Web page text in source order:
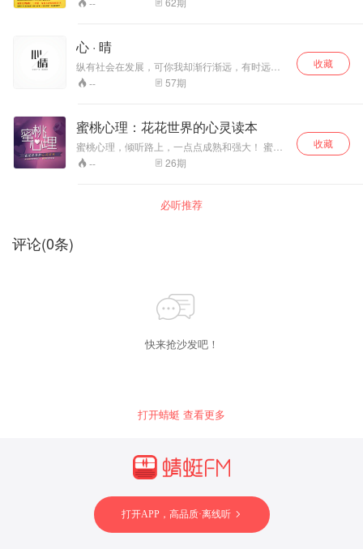
再加上他的乐观性格、顽强的意志，终于考上了
能实现的梦想。 当一位残疾人像常人一样生活、
学习、娱乐的时候，他还会认为自己是残疾人
吗？ 人生真的很短暂，懂得遗忘、懂得适时地懈
下心灵的包袱，轻装上路，这样的人生也算是一
种快乐的人生吧。
心 · 晴
纵有社会在发展，可你我却渐行渐远，有时远的
只能听见你的声音，却不曾看见你身影；有时却
只能看见你模糊的身影。而我依旧站在这里，等
那一瞬擦肩而过，亦或许你我互相在乎彼此，却
各自疏远。 纵有时光飞逝，可不变的是你依旧如
漾的年华 人流涌动中你是否还在寻找诗意地栖
居，关注微信公众号《纯白小站》，属于这个时
代的文艺气息扑面而来，经典而清新。
-- 57期
收藏
蜜桃心理：花花世界的心灵读本
蜜桃心理，倾听路上，一点点成熟和强大！ 蜜桃
心理，花花世界，放过自己，便是晴天！ 蜜桃心
理，专业心理团队的通俗表达，岁月静好，滔滔
-- 26期
收藏
必听推荐
评论(0条)
快来抢沙发吧！
打开蜻蜓 查看更多
打开APP，高品质·离线听